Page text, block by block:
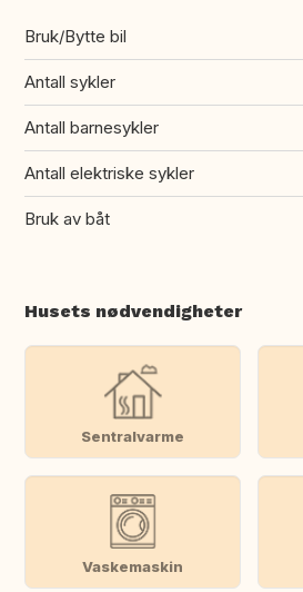
Bruk/Bytte bil
Antall sykler
Antall barnesykler
Antall elektriske sykler
Bruk av båt
Husets nødvendigheter
Sentralvarme
Vaskemaskin